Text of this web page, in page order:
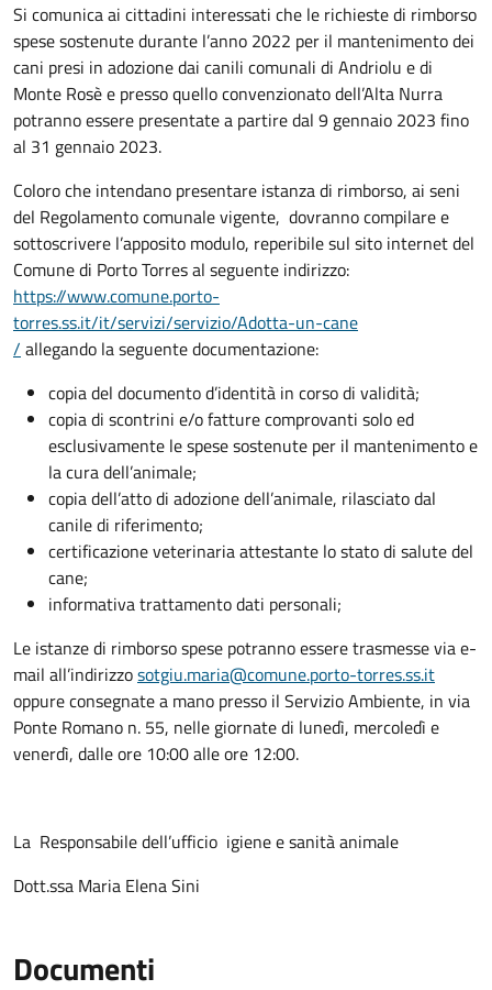
Si comunica ai cittadini interessati che le richieste di rimborso
spese sostenute durante l’anno 2022 per il mantenimento dei
cani presi in adozione dai canili comunali di Andriolu e di
Monte Rosè e presso quello convenzionato dell’Alta Nurra
potranno essere presentate a partire dal 9 gennaio 2023 fino
al 31 gennaio 2023.
Coloro che intendano presentare istanza di rimborso, ai seni
del Regolamento comunale vigente, dovranno compilare e
sottoscrivere l’apposito modulo, reperibile sul sito internet del
Comune di Porto Torres al seguente indirizzo:
https://www.comune.porto-
torres.ss.it/it/servizi/servizio/Adotta-un-cane
/ allegando la seguente documentazione:
copia del documento d’identità in corso di validità;
copia di scontrini e/o fatture comprovanti solo ed
esclusivamente le spese sostenute per il mantenimento e
la cura dell’animale;
copia dell’atto di adozione dell’animale, rilasciato dal
canile di riferimento;
certificazione veterinaria attestante lo stato di salute del
cane;
informativa trattamento dati personali;
Le istanze di rimborso spese potranno essere trasmesse via e-
mail all’indirizzosotgiu.maria@comune.porto-torres.ss.it
oppure consegnate a mano presso il Servizio Ambiente, in via
Ponte Romano n. 55, nelle giornate di lunedì, mercoledì e
venerdì, dalle ore 10:00 alle ore 12:00.
La Responsabile dell’ufficio igiene e sanità animale
Dott.ssa Maria Elena Sini
Documenti